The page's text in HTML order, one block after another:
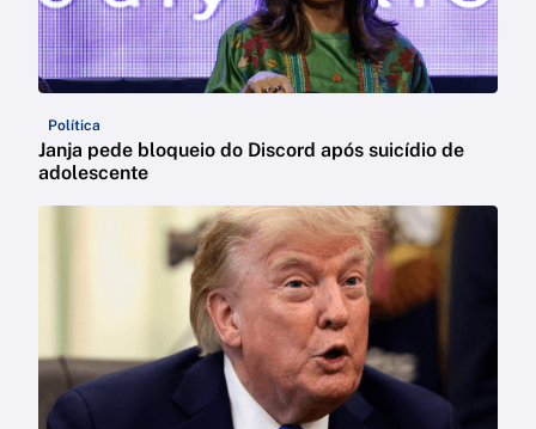
Política
Janja pede bloqueio do Discord após suicídio de
adolescente